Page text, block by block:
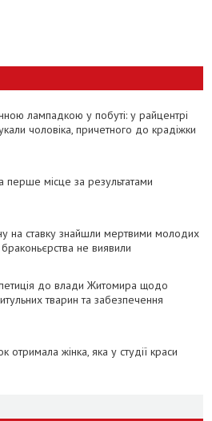
лампадкою у побуті: у райцентрі
чоловіка, причетного до крадіжки
перше місце за результатами
на ставку знайшли мертвими молодих
не виявили
до влади Житомира щодо
тварин та забезпечення
отримала жінка, яка у студії краси